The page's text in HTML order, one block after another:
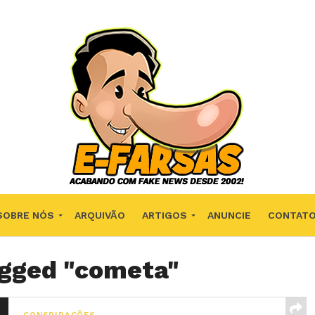
NÓS ARQUIVÃO ARTIGOS ANUNCIE CONTATO
"cometa"